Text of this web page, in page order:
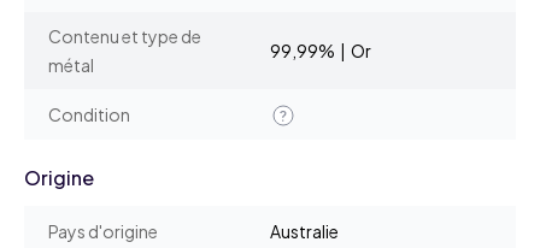
Contenu et type de
métal
99,99% | Or
Condition
Origine
Pays d'origine Australie